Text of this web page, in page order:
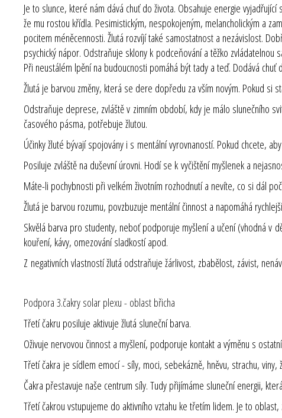
Je to slunce, které nám dává chuť do života. Obsahuje energie
že mu rostou křídla. Pesimistickým, nespokojeným, melancholickým a
pocitem méněcennosti. Žlutá rozvíjí také samostatnost a nezávislost.
psychický nápor. Odstraňuje sklony k podceňování a těžko
Při neustálém lpění na budoucnosti pomáhá být tady a teď. Dodává
Žlutá je barvou změny, která se dere dopředu za vším novým. Pokud
Odstraňuje deprese, zvláště v zimním období, kdy je málo slunečního
časového pásma, potřebuje žlutou.
Účinky žluté bývají spojovány i s mentální vyrovnaností. Pokud chcete,
Posiluje zvláště na duševní úrovni. Hodí se k vyčištění myšlenek a
Máte-li pochybnosti při velkém životním rozhodnutí a nevíte, co si dál
Žlutá je barvou rozumu, povzbuzuje mentální činnost a napomáhá
Skvělá barva pro studenty, neboť podporuje myšlení a učení (vhodná v
kouření, kávy, omezování sladkostí apod.
Z negativních vlastností žlutá odstraňuje žárlivost, zbabělost, závist,
Podpora 3.čakry solar plexu - oblast břicha
Třetí čakru posiluje aktivuje žlutá sluneční barva.
Oživuje nervovou činnost a myšlení, podporuje kontakt a výměnu s
Třetí čakra je sídlem emocí - síly, moci, sebekázně, hněvu, strachu, viny,
Čakra přestavuje naše centrum síly. Tudy přijímáme sluneční energii,
Třetí čakrou vstupujeme do aktivního vztahu ke třetím lidem. Je to